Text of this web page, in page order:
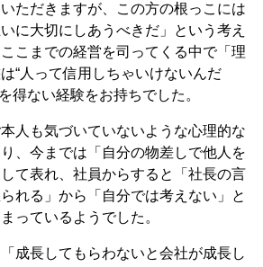
ただきますが、この方の根っこには
に大切にしあうべきだ」という考え
こまでの経営を司ってくる中で「理
“人って信用しちゃいけないんだ
得ない経験をお持ちでした。
人も気づいていないような心理的な
、今までは「自分の物差しで他人を
て表れ、社員からすると「社長の言
れる」から「自分では考えない」と
っているようでした。
成長してもらわないと会社が成長し